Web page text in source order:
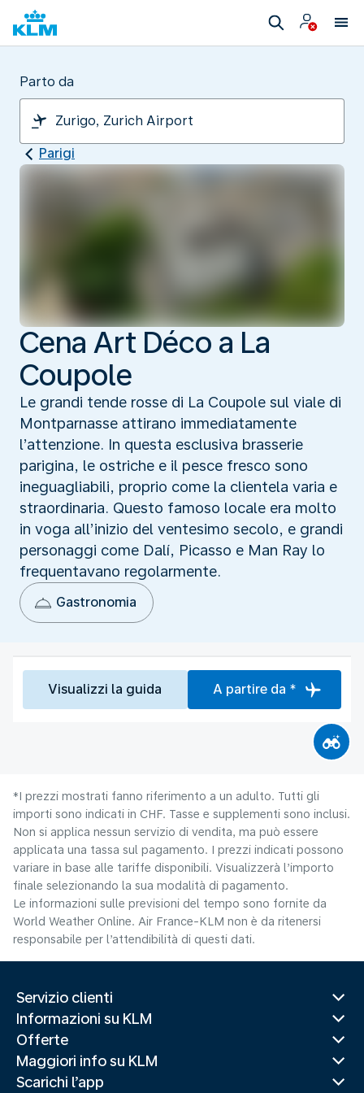
Parto da
Parigi
Cena Art Déco a La
Coupole
Le grandi tende rosse di La Coupole sul viale di
Montparnasse attirano immediatamente
l’attenzione. In questa esclusiva brasserie
parigina, le ostriche e il pesce fresco sono
ineguagliabili, proprio come la clientela varia e
straordinaria. Questo famoso locale era molto
in voga all’inizio del ventesimo secolo, e grandi
personaggi come Dalí, Picasso e Man Ray lo
frequentavano regolarmente.
Gastronomia
Visualizzi la guida A partire da *
*I prezzi mostrati fanno riferimento a un adulto. Tutti gli
importi sono indicati in CHF. Tasse e supplementi sono inclusi.
Non si applica nessun servizio di vendita, ma può essere
applicata una tassa sul pagamento. I prezzi indicati possono
variare in base alle tariffe disponibili. Visualizzerà l’importo
finale selezionando la sua modalità di pagamento.
Le informazioni sulle previsioni del tempo sono fornite da
World Weather Online. Air France-KLM non è da ritenersi
responsabile per l’attendibilità di questi dati.
Servizio clienti
Informazioni su KLM
Offerte
Maggiori info su KLM
Scarichi l’app